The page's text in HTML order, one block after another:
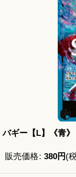
バギー【L】《青》
販売価格: 380円 (